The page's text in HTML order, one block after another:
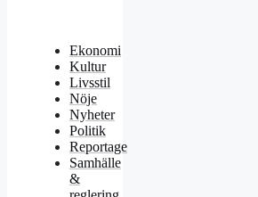
Ekonomi
Kultur
Livsstil
Nöje
Nyheter
Politik
Reportage
Samhälle
&